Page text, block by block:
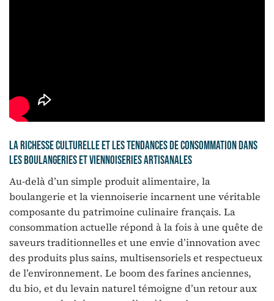
La richesse culturelle et les tendances de consommation dans
les boulangeries et viennoiseries artisanales
Au-delà d’un simple produit alimentaire, la
boulangerie et la viennoiserie incarnent une véritable
composante du patrimoine culinaire français. La
consommation actuelle répond à la fois à une quête de
saveurs traditionnelles et une envie d’innovation avec
des produits plus sains, multisensoriels et respectueux
de l’environnement. Le boom des farines anciennes,
du bio, et du levain naturel témoigne d’un retour aux